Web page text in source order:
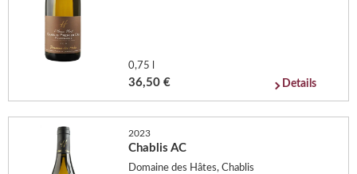
0,75 l
36,50 € Details
2023
Chablis AC
Domaine des Hâtes, Chablis